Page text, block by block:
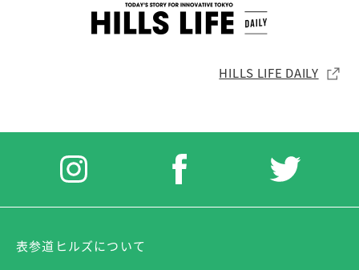
HILLS LIFE DAILY
表参道ヒルズについて